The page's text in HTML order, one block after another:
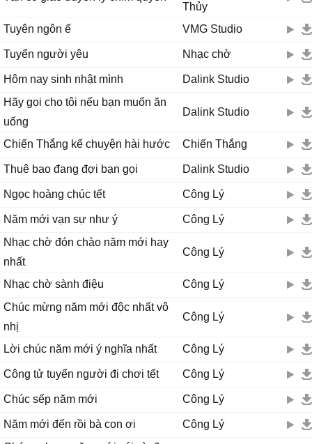
Thủy
Tuyên ngôn ế
VMG Studio
Tuyển người yêu Nhạc chờ
Hôm nay sinh nhật mình
Dalink Studio
Hãy gọi cho tôi nếu bạn muốn ăn
uống
Dalink Studio
Chiến Thắng kể chuyện hài hước Chiến Thắng
Thuê bao đang đợi bạn gọi Dalink Studio
Ngọc hoàng chúc tết Công Lý
Năm mới vạn sự như ý
Công Lý
Nhạc chờ đón chào năm mới hay
nhất
Công Lý
Nhạc chờ sành điệu
Công Lý
Chúc mừng năm mới độc nhất vô
nhị
Công Lý
Lời chúc năm mới ý nghĩa nhất Công Lý
Công tử tuyển người đi chơi tết Công Lý
Chúc sếp năm mới Công Lý
Năm mới đến rồi bà con ơi
Công Lý